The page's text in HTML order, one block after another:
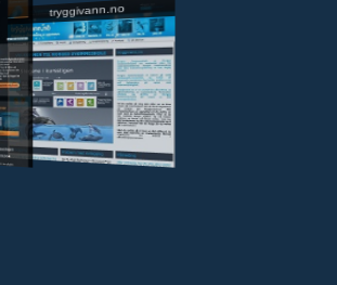
tryggivann.no